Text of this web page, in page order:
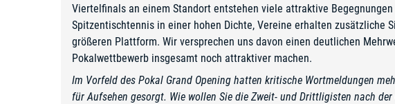
Viertelfinals an einem Standort entstehen viele attraktive
Spitzentischtennis in einer hohen Dichte, Vereine erhalten zusätzliche
größeren Plattform. Wir versprechen uns davon einen deutlichen
Pokalwettbewerb insgesamt noch attraktiver machen.
Im Vorfeld des Pokal Grand Opening hatten kritische Wortmeldungen
für Aufsehen gesorgt. Wie wollen Sie die Zweit- und Drittligisten nach